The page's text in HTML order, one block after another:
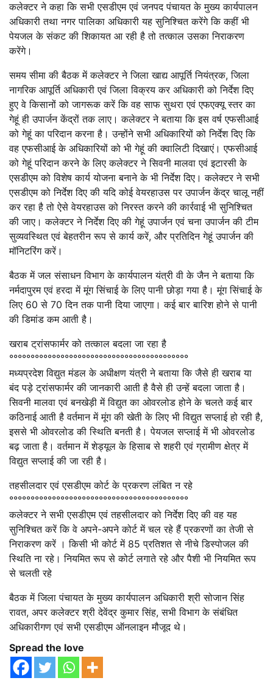
कलेक्टर ने कहा कि सभी एसडीएम एवं जनपद पंचायत के मुख्य कार्यपालन
अधिकारी तथा नगर पालिका अधिकारी यह सुनिश्चित करेंगे कि कहीं भी
पेयजल के संकट की शिकायत आ रही है तो तत्काल उसका निराकरण
करेंगे।
समय सीमा की बैठक में कलेक्टर ने जिला खाद्य आपूर्ति नियंत्रक, जिला
नागरिक आपूर्ति अधिकारी एवं जिला विक्रय कर अधिकारी को निर्देश दिए
हुए वे किसानों को जागरूक करें कि वह साफ सुथरा एवं एफएक्यू स्तर का
गेहूं ही उपार्जन केंद्रों तक लाए। कलेक्टर ने बताया कि इस वर्ष एफसीआई
को गेहूं का परिदान करना है। उन्होंने सभी अधिकारियों को निर्देश दिए कि
वह एफसीआई के अधिकारियों को भी गेहूं की क्वालिटी दिखाएं। एफसीआई
को गेहूं परिदान करने के लिए कलेक्टर ने सिवनी मालवा एवं इटारसी के
एसडीएम को विशेष कार्य योजना बनाने के भी निर्देश दिए। कलेक्टर ने सभी
एसडीएम को निर्देश दिए की यदि कोई वेयरहाउस पर उपार्जन केंद्र चालू नहीं
कर रहा है तो ऐसे वेयरहाउस को निरस्त करने की कार्रवाई भी सुनिश्चित
की जाए। कलेक्टर ने निर्देश दिए की गेहूं उपार्जन एवं चना उपार्जन की टीम
सुव्यवस्थित एवं बेहतरीन रूप से कार्य करें, और प्रतिदिन गेहूं उपार्जन की
मॉनिटरिंग करें।
बैठक में जल संसाधन विभाग के कार्यपालन यंत्री वी के जैन ने बताया कि
नर्मदापुरम एवं हरदा में मूंग सिंचाई के लिए पानी छोड़ा गया है। मूंग सिंचाई के
लिए 60 से 70 दिन तक पानी दिया जाएगा। कई बार बारिश होने से पानी
की डिमांड कम आती है।
खराब ट्रांसफार्मर को तत्काल बदला जा रहा है
°°°°°°°°°°°°°°°°°°°°°°°°°°°°°°°°°°°°°°°°°°
मध्यप्रदेश विद्युत मंडल के अधीक्षण यंत्री ने बताया कि जैसे ही खराब या
बंद पड़े ट्रांसफार्मर की जानकारी आती है वैसे ही उन्हें बदला जाता है।
सिवनी मालवा एवं बनखेड़ी में विद्युत का ओवरलोड होने के चलते कई बार
कठिनाई आती है वर्तमान में मूंग की खेती के लिए भी विद्युत सप्लाई हो रही है,
इससे भी ओवरलोड की स्थिति बनती है। पेयजल सप्लाई में भी ओवरलोड
बढ़ जाता है। वर्तमान में शेड्यूल के हिसाब से शहरी एवं ग्रामीण क्षेत्र में
विद्युत सप्लाई की जा रही है।
तहसीलदार एवं एसडीएम कोर्ट के प्रकरण लंबित न रहे
°°°°°°°°°°°°°°°°°°°°°°°°°°°°°°°°°°°°°°°°°°
कलेक्टर ने सभी एसडीएम एवं तहसीलदार को निर्देश दिए की वह यह
सुनिश्चित करें कि वे अपने-अपने कोर्ट में चल रहे हैं प्रकरणों का तेजी से
निराकरण करें । किसी भी कोर्ट में 85 प्रतिशत से नीचे डिस्पोजल की
स्थिति ना रहे। नियमित रूप से कोर्ट लगाते रहे और पैशी भी नियमित रूप
से चलती रहे
बैठक में जिला पंचायत के मुख्य कार्यपालन अधिकारी श्री सोजान सिंह
रावत, अपर कलेक्टर श्री देवेंद्र कुमार सिंह, सभी विभाग के संबंधित
अधिकारीगण एवं सभी एसडीएम ऑनलाइन मौजूद थे।
Spread the love